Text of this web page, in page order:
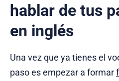
hablar de tus
en inglés
Una vez que ya tienes el
paso es empezar a formar